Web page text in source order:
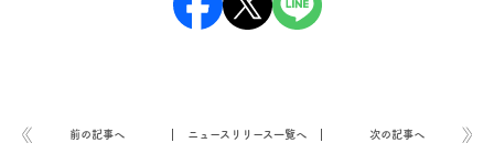
前の記事へ ニュースリリース一覧へ 次の記事へ